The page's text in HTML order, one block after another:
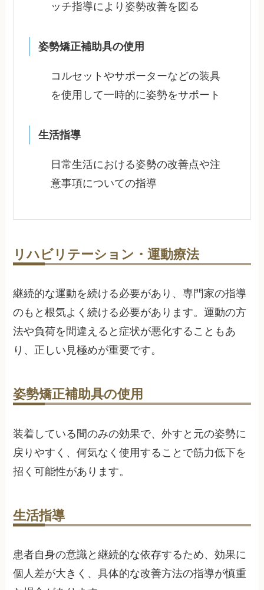
ッチ指導により姿勢改善を図る
姿勢矯正補助具の使用
コルセットやサポーターなどの装具
を使用して一時的に姿勢をサポート
生活指導
日常生活における姿勢の改善点や注
意事項についての指導
リハビリテーション・運動療法
継続的な運動を続ける必要があり、専門家の指導
のもと根気よく続ける必要があります。運動の方
法や負荷を間違えると症状が悪化することもあ
り、正しい見極めが重要です。
姿勢矯正補助具の使用
装着している間のみの効果で、外すと元の姿勢に
戻りやすく、何気なく使用することで筋力低下を
招く可能性があります。
生活指導
患者自身の意識と継続的な依存するため、効果に
個人差が大きく、具体的な改善方法の指導が慎重